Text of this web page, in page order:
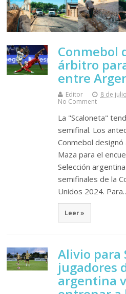
Conmebol
árbitro
entre
Editor 8 de
No Comment
La "Scaloneta"
semifinal. Los
Conmebol
Maza para el
Selección
semifinales de la
Unidos 2024.
Leer »
Alivio para
jugadores
argentina